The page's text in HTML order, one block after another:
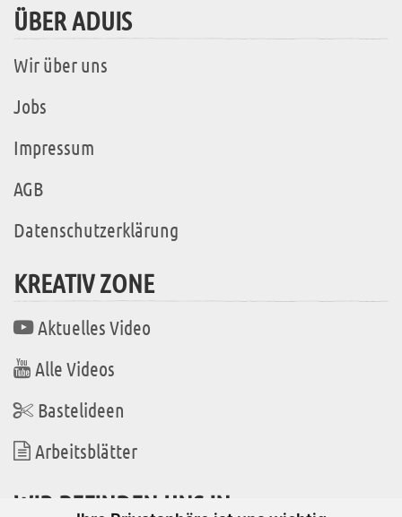
ÜBER ADUIS
Wir über uns
Jobs
Impressum
AGB
Datenschutzerklärung
KREATIV ZONE
Aktuelles Video
Alle Videos
Bastelideen
Arbeitsblätter
WIR BEFINDEN UNS IN